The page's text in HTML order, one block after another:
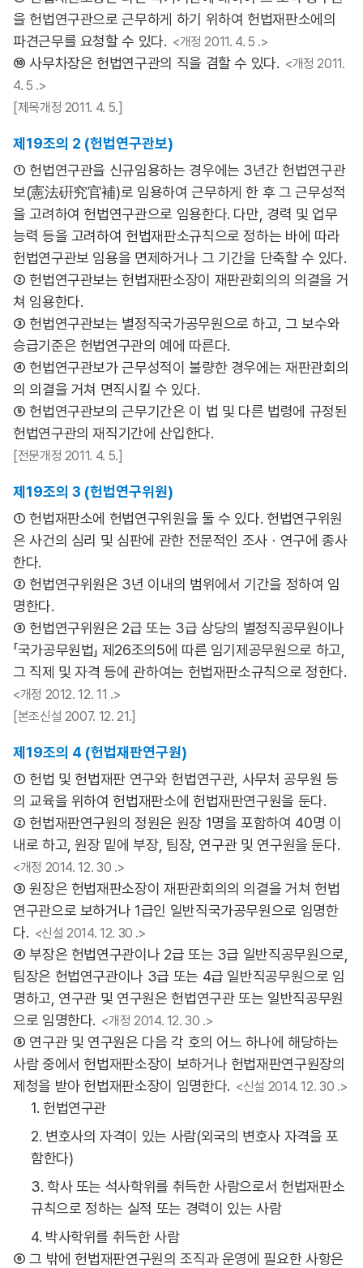
을 헌법연구관으로 근무하게 하기 위하여 헌법재판소에의
파견근무를 요청할 수 있다. <개정 2011. 4. 5 .>
⑩ 사무차장은 헌법연구관의 직을 겸할 수 있다. <개정 2011.
4. 5 .>
[제목개정 2011. 4. 5.]
제19조의 2 (헌법연구관보)
① 헌법연구관을 신규임용하는 경우에는 3년간 헌법연구관
보(憲法硏究官補)로 임용하여 근무하게 한 후 그 근무성적
을 고려하여 헌법연구관으로 임용한다. 다만, 경력 및 업무
능력 등을 고려하여 헌법재판소규칙으로 정하는 바에 따라
헌법연구관보 임용을 면제하거나 그 기간을 단축할 수 있다.
② 헌법연구관보는 헌법재판소장이 재판관회의의 의결을 거
쳐 임용한다.
③ 헌법연구관보는 별정직국가공무원으로 하고, 그 보수와
승급기준은 헌법연구관의 예에 따른다.
④ 헌법연구관보가 근무성적이 불량한 경우에는 재판관회의
의 의결을 거쳐 면직시킬 수 있다.
⑤ 헌법연구관보의 근무기간은 이 법 및 다른 법령에 규정된
헌법연구관의 재직기간에 산입한다.
[전문개정 2011. 4. 5.]
제19조의 3 (헌법연구위원)
① 헌법재판소에 헌법연구위원을 둘 수 있다. 헌법연구위원
은 사건의 심리 및 심판에 관한 전문적인 조사ㆍ연구에 종사
한다.
② 헌법연구위원은 3년 이내의 범위에서 기간을 정하여 임
명한다.
③ 헌법연구위원은 2급 또는 3급 상당의 별정직공무원이나
「국가공무원법」 제26조의5에 따른 임기제공무원으로 하고,
그 직제 및 자격 등에 관하여는 헌법재판소규칙으로 정한다.
<개정 2012. 12. 11 .>
[본조신설 2007. 12. 21.]
제19조의 4 (헌법재판연구원)
① 헌법 및 헌법재판 연구와 헌법연구관, 사무처 공무원 등
의 교육을 위하여 헌법재판소에 헌법재판연구원을 둔다.
② 헌법재판연구원의 정원은 원장 1명을 포함하여 40명 이
내로 하고, 원장 밑에 부장, 팀장, 연구관 및 연구원을 둔다.
<개정 2014. 12. 30 .>
③ 원장은 헌법재판소장이 재판관회의의 의결을 거쳐 헌법
연구관으로 보하거나 1급인 일반직국가공무원으로 임명한
다. <신설 2014. 12. 30 .>
④ 부장은 헌법연구관이나 2급 또는 3급 일반직공무원으로,
팀장은 헌법연구관이나 3급 또는 4급 일반직공무원으로 임
명하고, 연구관 및 연구원은 헌법연구관 또는 일반직공무원
으로 임명한다. <개정 2014. 12. 30 .>
⑤ 연구관 및 연구원은 다음 각 호의 어느 하나에 해당하는
사람 중에서 헌법재판소장이 보하거나 헌법재판연구원장의
제청을 받아 헌법재판소장이 임명한다. <신설 2014. 12. 30 .>
1. 헌법연구관
2. 변호사의 자격이 있는 사람(외국의 변호사 자격을 포
함한다)
3. 학사 또는 석사학위를 취득한 사람으로서 헌법재판소
규칙으로 정하는 실적 또는 경력이 있는 사람
4. 박사학위를 취득한 사람
⑥ 그 밖에 헌법재판연구원의 조직과 운영에 필요한 사항은